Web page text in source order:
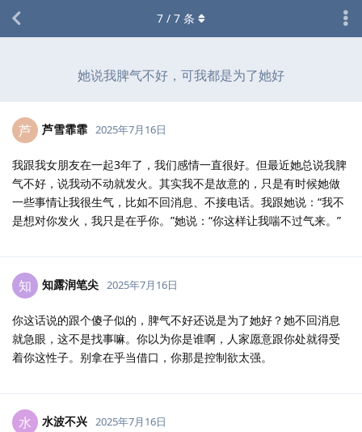
她说我脾气不好，可我都是为了她好
7 / 7 条
芦 芦雪霏霏 2025年7月16日
我跟我女朋友在一起3年了，我们感情一直很好。但最近她总说我脾
气不好，说我动不动就发火。其实我不是故意的，只是有时候她做
一些事情让我很生气，比如不回消息、不接电话。我跟她说：“我不
是想对你发火，我只是在乎你。”她说：“你这样让我喘不过气来。”
知 知露润笔尖 2025年7月16日
你这话说的跟个傻子似的，脾气不好还说是为了她好？她不回消息
就急眼，这不是找事嘛。你以为你是谁啊，人家愿意跟你处就得受
着你这性子。别拿在乎当借口，你那是控制欲太强。
水 水波不兴 2025年7月16日